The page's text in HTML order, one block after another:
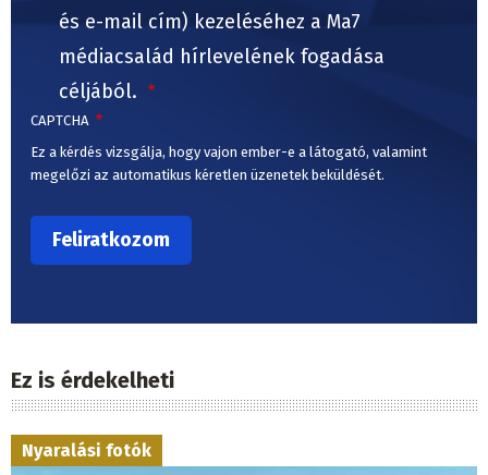
és e-mail cím) kezeléséhez a Ma7
médiacsalád hírlevelének fogadása
céljából.
CAPTCHA
Ez a kérdés vizsgálja, hogy vajon ember-e a látogató, valamint
megelőzi az automatikus kéretlen üzenetek beküldését.
Ez is érdekelheti
Nyaralási fotók